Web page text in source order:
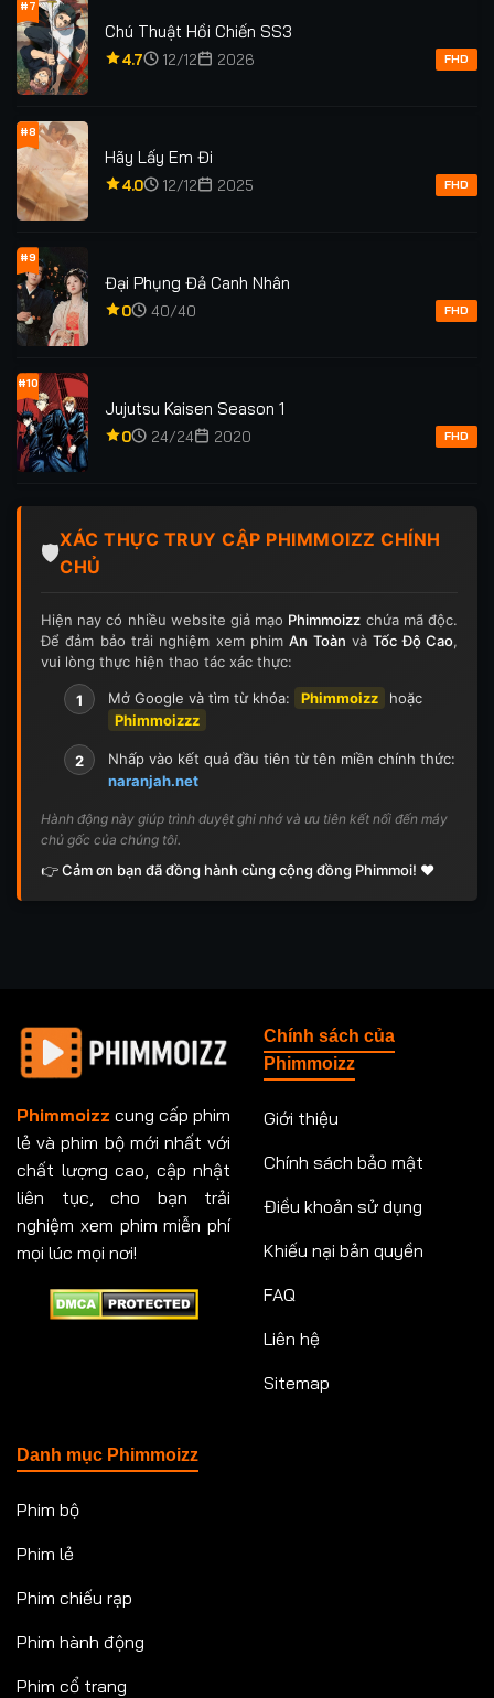
#7
Chú Thuật Hồi Chiến SS3
4.7 12/12 2026 FHD
#8
Hãy Lấy Em Đi
4.0 12/12 2025 FHD
#9
Đại Phụng Đả Canh Nhân
0 40/40 FHD
#10
Jujutsu Kaisen Season 1
0 24/24 2020 FHD
🛡️
XÁC THỰC TRUY CẬP PHIMMOIZZ CHÍNH
CHỦ
Hiện nay có nhiều website giả mạo Phimmoizz chứa mã độc.
Để đảm bảo trải nghiệm xem phimAn Toàn vàTốc Độ Cao,
vui lòng thực hiện thao tác xác thực:
1 Mở Google và tìm từ khóa: Phimmoizz
hoặc
Phimmoizzz
2
Nhấp vào kết quả đầu tiên từ tên miền chính thức:
naranjah.net
Hành động này giúp trình duyệt ghi nhớ và ưu tiên kết nối đến máy
chủ gốc của chúng tôi.
👉 Cảm ơn bạn đã đồng hành cùng cộng đồng Phimmoi! ❤️
Phimmoizz cung cấp phim
lẻ và phim bộ mới nhất với
chất lượng cao, cập nhật
liên tục, cho bạn trải
nghiệm xem phim miễn phí
mọi lúc mọi nơi!
Chính sách của
Phimmoizz
Giới thiệu
Chính sách bảo mật
Điều khoản sử dụng
Khiếu nại bản quyền
FAQ
Liên hệ
Sitemap
Danh mục Phimmoizz
Phim bộ
Phim lẻ
Phim chiếu rạp
Phim hành động
Phim cổ trang